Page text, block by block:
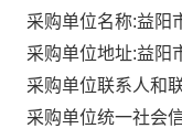
采购单位名称:益阳
采购单位地址:益阳
采购单位联系人和
采购单位统一社会